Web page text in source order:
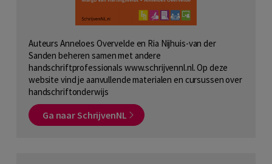
Auteurs Anneloes Overvelde en Ria Nijhuis-van der
Sanden beheren samen met andere
handschriftprofessionals www.schrijvennl.nl. Op deze
website vind je aanvullende materialen en cursussen over
handschriftonderwijs
Ga naar SchrijvenNL